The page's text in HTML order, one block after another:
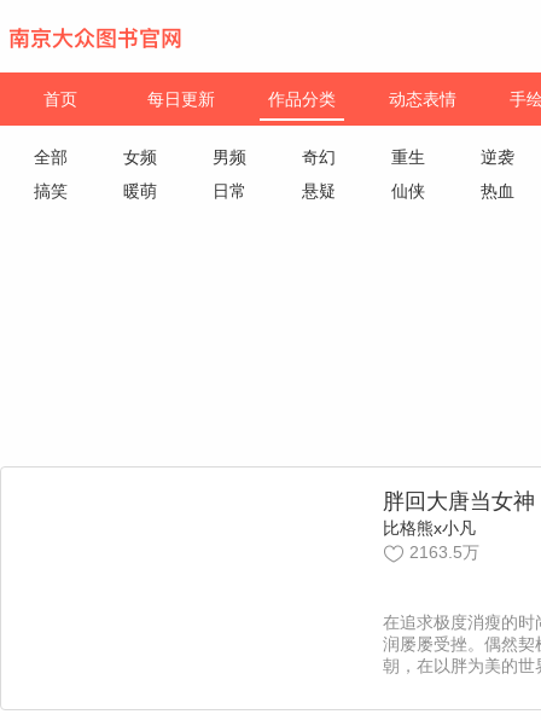
首页 每日更新 作品分类 动态表情 手
全部 女频 男频 奇幻 重生
逆袭
搞笑
暖萌 日常 悬疑 仙侠 热血
胖回大唐当女神
比格熊x小凡
2163.5万
在追求极度消瘦的时
润屡屡受挫。偶然契
朝，在以胖为美的世
奇葩？爆笑又惊现的